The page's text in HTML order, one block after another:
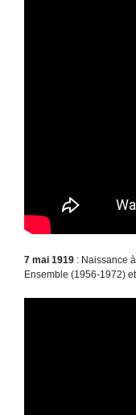
7 mai 1919 : Naissance
Ensemble (1956-1972)